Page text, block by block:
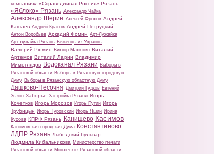
компания» «Справедливая Россия» Рязань
«Яблоко» Рязань Александр Чайка
Александр Шерин Алексей Фролов Андрей
Кашаев Андрей Красов Андрей Петруцкий
Антон Воробьев Аркадий Фомин Арт-Лужайка
Арт-лужайка Рязань Беженцы из Украины
Валерий Рюмин Виктор Малюгин Виталий
Артемов Виталий Ларин Владимир
Мимоглядов Водоканал Рязани Выборы в
Рязанской области Выборы в Рязанскую городскую
Думу Выборы в Рязанскую областную Думу
Дашково-Песочня Дмитрий Гудков Евгений
Зызин Заборье Застройка Рязани Игорь
Кочетков Игорь Морозов Игорь Путин Игорь
Трубицын Игорь Туровский Игорь Яшин Ирина
Кусова КПРФ Рязань Канищево Касимов
Касимовская городская Дума Константиново
ЛДПР Рязань Лыбедский бульвар
Людмила Кибальникова Министерство печати
Рязанской области Минлесхоз Рязанской области